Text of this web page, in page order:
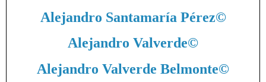
Alejandro Santamaría Pérez©
Alejandro Valverde©
Alejandro Valverde Belmonte©